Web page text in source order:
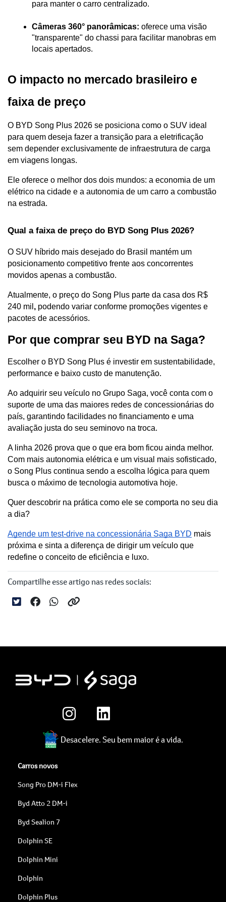
para manter o carro centralizado.
Câmeras 360° panorâmicas: oferece uma visão
"transparente" do chassi para facilitar manobras em
locais apertados.
O impacto no mercado brasileiro e
faixa de preço
O BYD Song Plus 2026 se posiciona como o SUV ideal
para quem deseja fazer a transição para a eletrificação
sem depender exclusivamente de infraestrutura de carga
em viagens longas.
Ele oferece o melhor dos dois mundos: a economia de um
elétrico na cidade e a autonomia de um carro a combustão
na estrada.
Qual a faixa de preço do BYD Song Plus 2026?
O SUV híbrido mais desejado do Brasil mantém um
posicionamento competitivo frente aos concorrentes
movidos apenas a combustão.
Atualmente, o preço do Song Plus parte da casa dos R$
240 mil , podendo variar conforme promoções vigentes e
pacotes de acessórios.
Por que comprar seu BYD na Saga?
Escolher o BYD Song Plus é investir em sustentabilidade,
performance e baixo custo de manutenção.
Ao adquirir seu veículo no Grupo Saga, você conta com o
suporte de uma das maiores redes de concessionárias do
país, garantindo facilidades no financiamento e uma
avaliação justa do seu seminovo na troca.
A linha 2026 prova que o que era bom ficou ainda melhor.
Com mais autonomia elétrica e um visual mais sofisticado,
o Song Plus continua sendo a escolha lógica para quem
busca o máximo de tecnologia automotiva hoje.
Quer descobrir na prática como ele se comporta no seu dia
a dia?
Agende um test-drive na concessionária Saga BYD mais
próxima e sinta a diferença de dirigir um veículo que
redefine o conceito de eficiência e luxo.
Compartilhe esse artigo nas redes sociais:
Desacelere. Seu bem maior é a vida.
Carros novos
Song Pro DM-i Flex
Byd Atto 2 DM-i
Byd Sealion 7
Dolphin SE
Dolphin Mini
Dolphin
Dolphin Plus